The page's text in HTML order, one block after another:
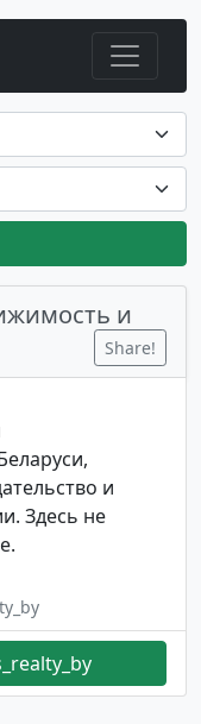
и
Share!
и
Здесь не